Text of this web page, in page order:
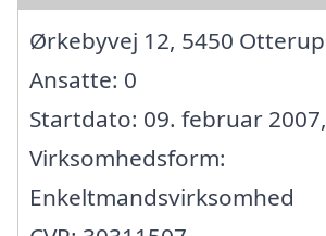
Ørkebyvej 12, 5450 Otterup
Ansatte: 0
Startdato: 09. februar 2007,
Virksomhedsform:
Enkeltmandsvirksomhed